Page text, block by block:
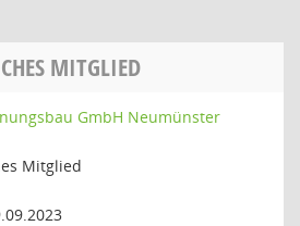
MITGLIED
GmbH Neumünster
Mitglied